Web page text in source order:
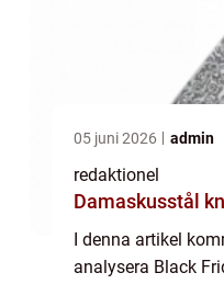
05 juni 2026 admin
redaktionel
Damaskusstål
I denna artikel
analysera Black